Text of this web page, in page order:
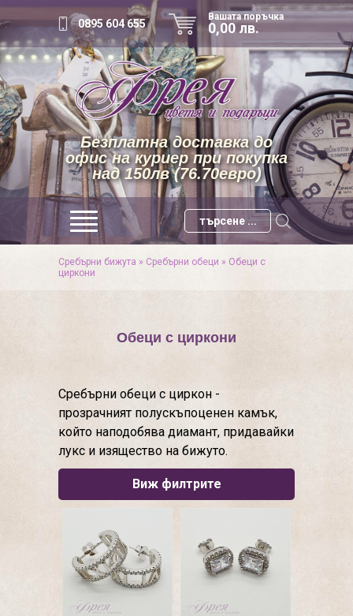
0895 604 655
Вашата поръчка
0,00 лв.
Безплатна доставка до
офис на куриер при покупка
над 150лв (76.70евро)
Сребърни бижута » Сребърни обеци » Обеци с
циркони
Обеци с циркони
Сребърни обеци с циркон -
прозрачният полускъпоценен камък,
който наподобява диамант, придавайки
лукс и изящество на бижуто.
Виж филтрите